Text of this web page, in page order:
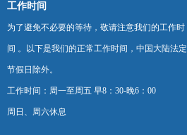
工作时间
为了避免不必要的等待，敬请注意我们的工作时
间 。以下是我们的正常工作时间，中国大陆法定
节假日除外。
工作时间：周一至周五 早8：30-晚6：00
周日、周六休息